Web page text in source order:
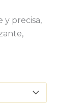
y precisa,